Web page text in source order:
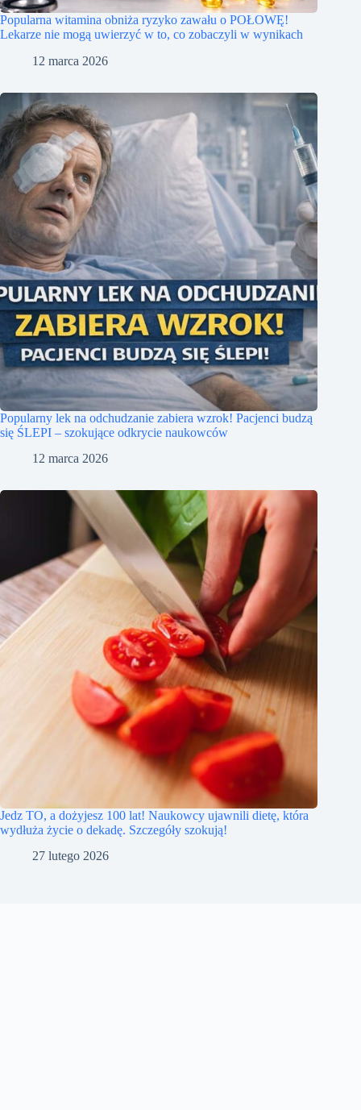
Popularna witamina obniża ryzyko zawału o POŁOWĘ!
Lekarze nie mogą uwierzyć w to, co zobaczyli w wynikach
12 marca 2026
Popularny lek na odchudzanie zabiera wzrok! Pacjenci budzą
się ŚLEPI – szokujące odkrycie naukowców
12 marca 2026
Jedz TO, a dożyjesz 100 lat! Naukowcy ujawnili dietę, która
wydłuża życie o dekadę. Szczegóły szokują!
27 lutego 2026